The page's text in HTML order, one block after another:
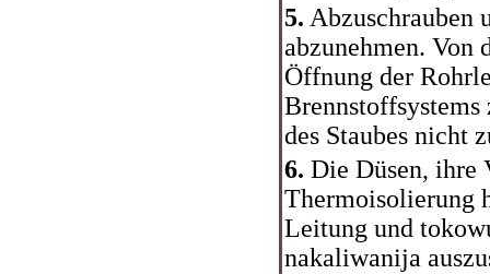
5. Abzuschrauben
abzunehmen. Von
Öffnung der
des Staubes nicht
6. Die Düsen, ihre
Thermoisolierung
Leitung und
nakaliwanija